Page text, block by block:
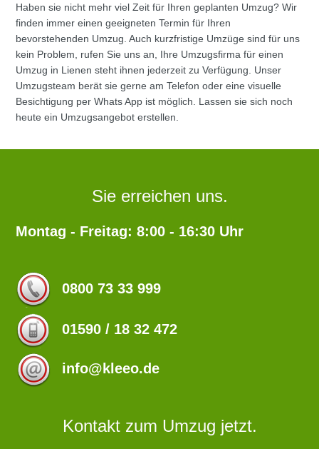
Haben sie nicht mehr viel Zeit für Ihren geplanten Umzug? Wir
finden immer einen geeigneten Termin für Ihren
bevorstehenden Umzug. Auch kurzfristige Umzüge sind für uns
kein Problem, rufen Sie uns an, Ihre Umzugsfirma für einen
Umzug in Lienen steht ihnen jederzeit zu Verfügung. Unser
Umzugsteam berät sie gerne am Telefon oder eine visuelle
Besichtigung per Whats App ist möglich. Lassen sie sich noch
heute ein Umzugsangebot erstellen.
Sie erreichen uns.
Montag - Freitag: 8:00 - 16:30 Uhr
0800 73 33 999
01590 / 18 32 472
info@kleeo.de
Kontakt zum Umzug jetzt.